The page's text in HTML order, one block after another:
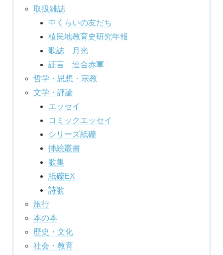
取扱雑誌
中くらいの友だち
植民地教育史研究年報
歌誌 月光
証言 連合赤軍
哲学・思想・宗教
文学・評論
エッセイ
コミックエッセイ
シリーズ紙礫
挿絵叢書
歌集
紙礫EX
詩歌
旅行
本の本
歴史・文化
社会・教育